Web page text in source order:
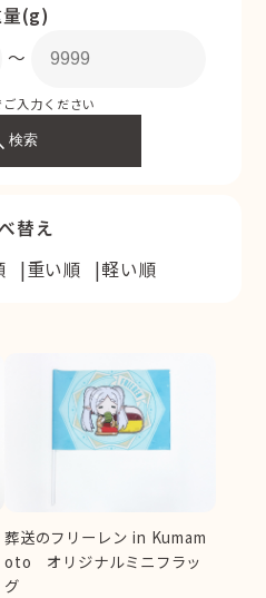
(g)
〜
入力ください
検索
替え
重い順 軽い順
葬送のフリーレン in Kumam
oto オリジナルミニフラッ
グ